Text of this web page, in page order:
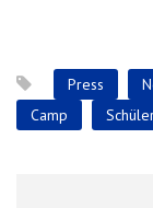
Press
Camp